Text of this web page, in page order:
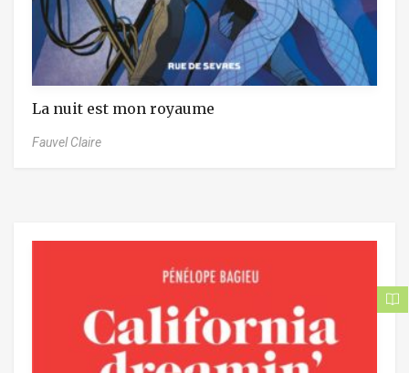
La nuit est mon royaume
Fauvel Claire